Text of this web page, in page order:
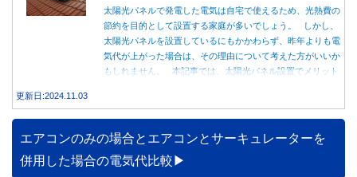
太陽光パネルで発電した電気は自宅で使えるため、光熱費の
節約を目的として設置する家庭が多いでしょう。 しかし、
太陽光パネルを設置しているにもかかわらず、昨年よりも電
気代が上がった場合は、その理由について考えた方がいいか
もしれません。 本記事では、太陽光パネル設置でメリット
更新日:2024.11.03
エアコンのみの場合とエアコンとサーキュレーターを
併用した場合の電気代比較